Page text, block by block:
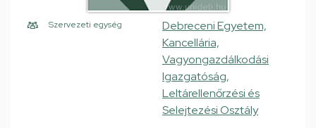
Szervezeti egység
Debreceni Egyetem,
Kancellária,
Vagyongazdálkodási
Igazgatóság,
Leltárellenőrzési és
Selejtezési Osztály